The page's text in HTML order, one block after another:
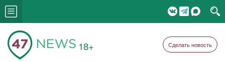
18+ Сделать новость